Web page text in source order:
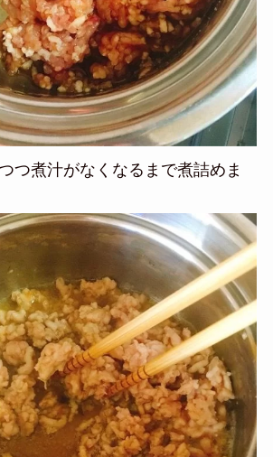
つ煮汁がなくなるまで煮詰めま